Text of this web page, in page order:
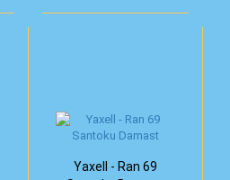
Yaxell - Ran 69